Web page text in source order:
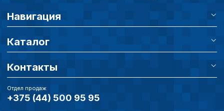
Навигация
Каталог
Контакты
Отдел продаж
+375 (44) 500 95 95